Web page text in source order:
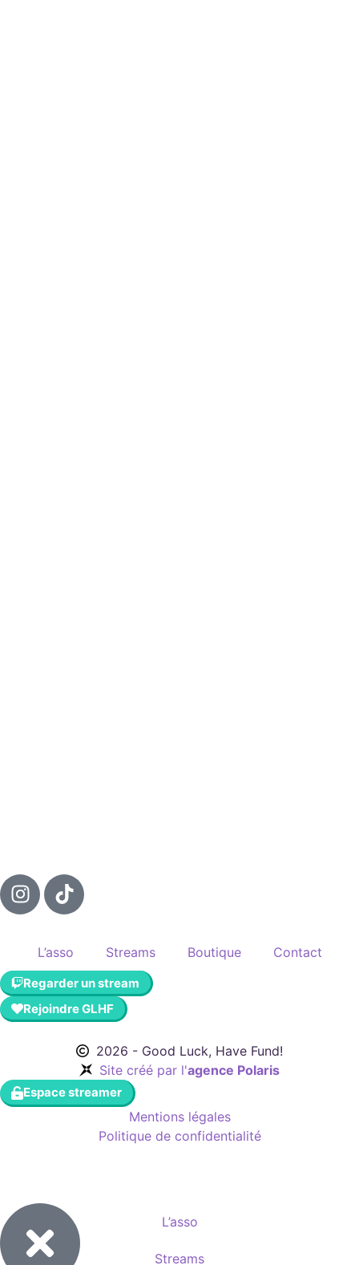
L’asso Streams Boutique Contact
Regarder un stream
Rejoindre GLHF
2026 - Good Luck, Have Fund!
Site créé par l'agence Polaris
Espace streamer
Mentions légales
Politique de confidentialité
L’asso
Streams